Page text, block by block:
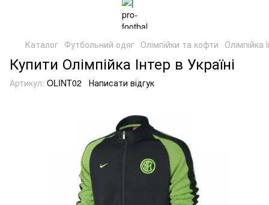
Каталог Футбольний одяг Олімпійки та кофти Олімпійка
Купити Олімпійка Інтер в Україні
Артикул: OLINT02 Написати відгук